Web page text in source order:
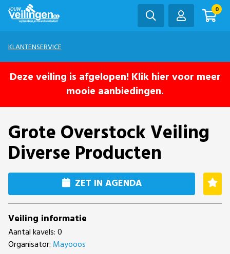
0
KLANTENSERVICE
Deze veiling is afgelopen! Klik hier voor meer
mooie aanbiedingen.
Grote Overstock Veiling
Diverse Producten
ZET IN AGENDA
Veiling informatie
Aantal kavels: 0
Organisator: Mayooos